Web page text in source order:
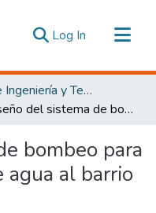
Log In (current)
Facultad de Ingeniería y Tecnologías de la Información y la Comunicación
Diseño del sistema de bombeo para el abastecimiento de agua al barrio Vista Hermosa.
bombeo para
agua al barrio